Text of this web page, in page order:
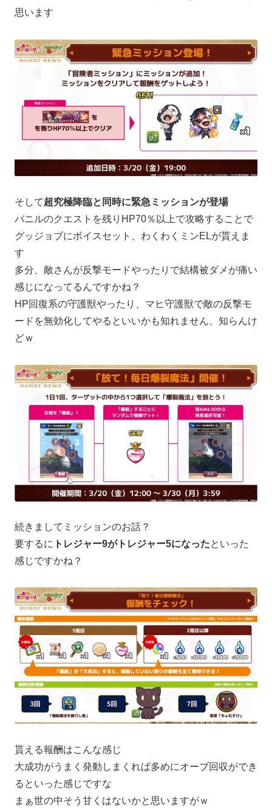
思います
そして超究極降臨と同時に緊急ミッションが登場
バニルのクエストを残りHP70％以上で攻略することで
グッジョブにボイスセット、わくわくミンELが貰えま
す
多分、敵さんが反撃モードやったりで結構被ダメが痛い
感じになってるんですかね？
HP回復系の守護獣やったり、マヒ守護獣で敵の反撃モ
ードを無効化してやるといいかも知れません、知らんけ
どｗ
続きましてミッションのお話？
要するに トレジャー9がトレジャー5になったといった
感じですかね？
貰える報酬はこんな感じ
大成功がうまく発動しまくれば多めにオーブ回収ができ
るといった感じですな
まぁ世の中そう甘くはないかと思いますがｗ